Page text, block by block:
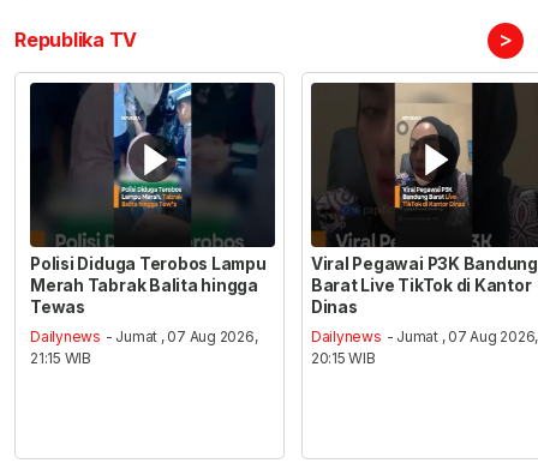
Republika TV >
Polisi Diduga Terobos Lampu
Merah Tabrak Balita hingga
Tewas
Dailynews - Jumat , 07 Aug 2026,
21:15 WIB
Viral Pegawai P3K Bandung
Barat Live TikTok di Kantor
Dinas
Dailynews - Jumat , 07 Aug 2026,
20:15 WIB